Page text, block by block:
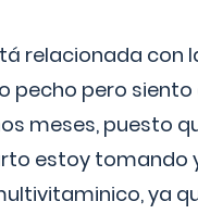
relacionada con
pecho pero
meses, puesto
estoy tomando
ya